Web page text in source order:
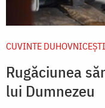
CUVINTE DUHOVNICEȘTI
Rugăciunea
lui Dumnezeu